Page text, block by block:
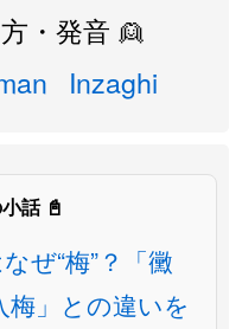
・発音 👱
Inzaghi
話 📓
ぜ“梅”？「黴
梅」との違いを